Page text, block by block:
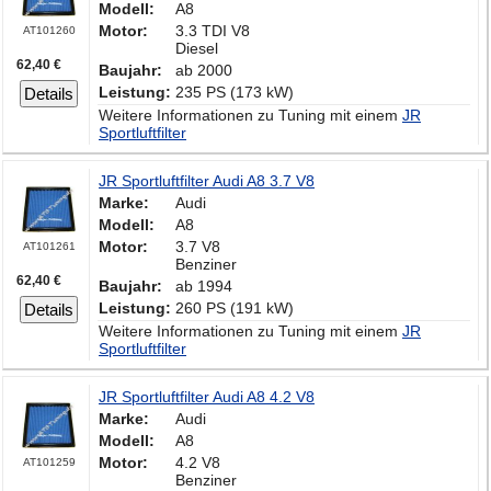
AT101260
62,40 €
Details
Modell:
A8
Motor:
3.3 TDI V8
Diesel
Baujahr:
ab 2000
Leistung: 235 PS (173 kW)
Weitere Informationen zu Tuning mit einem JR
Sportluftfilter
AT101261
62,40 €
Details
JR Sportluftfilter Audi A8 3.7 V8
Marke:
Audi
Modell:
A8
Motor:
3.7 V8
Benziner
Baujahr:
ab 1994
Leistung: 260 PS (191 kW)
Weitere Informationen zu Tuning mit einem JR
Sportluftfilter
AT101259
JR Sportluftfilter Audi A8 4.2 V8
Marke:
Audi
Modell:
A8
Motor:
4.2 V8
Benziner